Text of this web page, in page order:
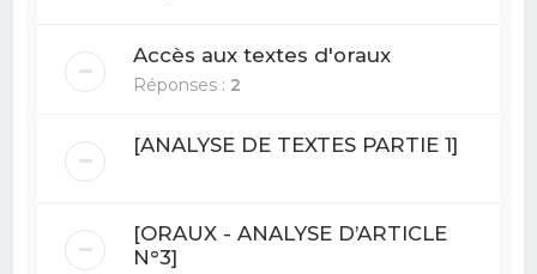
Accès aux textes d'oraux
Réponses : 2
[ANALYSE DE TEXTES PARTIE 1]
[ORAUX - ANALYSE D’ARTICLE
N°3]